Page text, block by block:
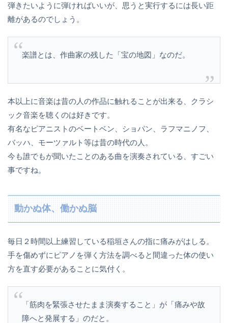
弾きたいように弾ければいいが、思うと実行するには長い距
離があるのでしょう。
楽譜とは、作曲家の残した「宝の地図」なのだ。
本以上に音楽は昔の人の作品に触れることが出来る、クラシ
ック音楽を聴くのは好きです。
有名なピアニストのベートベン、ショパン、ラフマニノフ、
バッハ、モーツァルト等は昔の時代の人。
今も誰でもが聞いたことのある曲を演奏されている、すごい
事ですね。
動かぬ体、働かぬ脳
毎日２時間以上練習している稲垣さんの指に痛みがはしる。
手を傷めずにピアノを弾く方法を調べると間違った体の使い
方を直す必要があることに気付く。
「筋肉を緊張させたまま演奏すること」が「痛みや故
障へと発展する」のだと。